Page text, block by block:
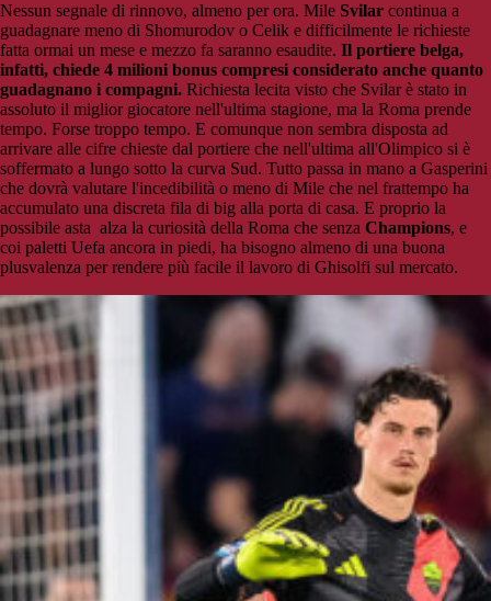
Nessun segnale di rinnovo, almeno per ora. Mile Svilar continua a
guadagnare meno di Shomurodov o Celik e difficilmente le richieste
fatta ormai un mese e mezzo fa saranno esaudite. Il portiere belga,
infatti, chiede 4 milioni bonus compresi considerato anche quanto
guadagnano i compagni. Richiesta lecita visto che Svilar è stato in
assoluto il miglior giocatore nell'ultima stagione, ma la Roma prende
tempo. Forse troppo tempo. E comunque non sembra disposta ad
arrivare alle cifre chieste dal portiere che nell'ultima all'Olimpico si è
soffermato a lungo sotto la curva Sud. Tutto passa in mano a Gasperini
che dovrà valutare l'incedibilità o meno di Mile che nel frattempo ha
accumulato una discreta fila di big alla porta di casa. E proprio la
possibile asta alza la curiosità della Roma che senza Champions, e
coi paletti Uefa ancora in piedi, ha bisogno almeno di una buona
plusvalenza per rendere più facile il lavoro di Ghisolfi sul mercato.